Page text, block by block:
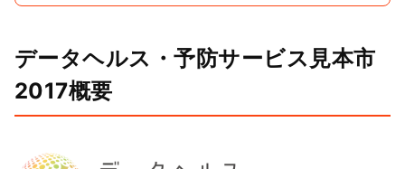
データヘルス・予防サービス見本市
2017概要